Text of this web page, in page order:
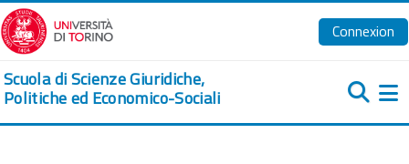
Passer au contenu principal
Connexion
Scuola di Scienze Giuridiche,
Politiche ed Economico-Sociali